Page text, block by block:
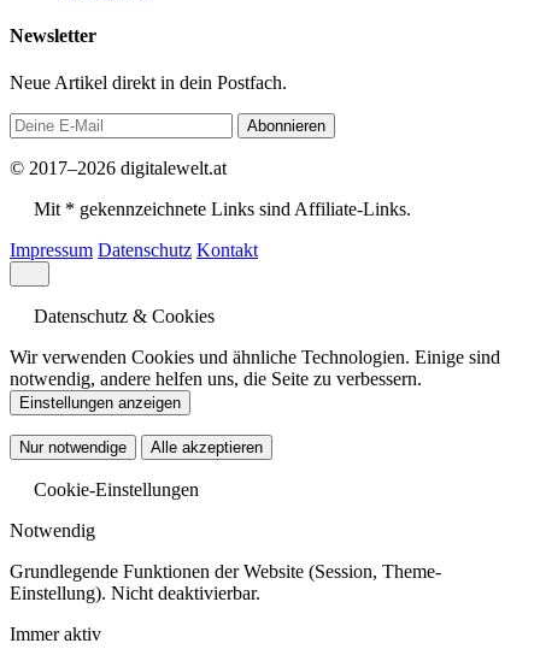
Newsletter
Neue Artikel direkt in dein Postfach.
Abonnieren
© 2017–2026 digitalewelt.at
Mit * gekennzeichnete Links sind Affiliate-Links.
Impressum Datenschutz Kontakt
Datenschutz & Cookies
Wir verwenden Cookies und ähnliche Technologien. Einige sind
notwendig, andere helfen uns, die Seite zu verbessern.
Einstellungen anzeigen
Nur notwendige Alle akzeptieren
Cookie-Einstellungen
Notwendig
Grundlegende Funktionen der Website (Session, Theme-
Einstellung). Nicht deaktivierbar.
Immer aktiv